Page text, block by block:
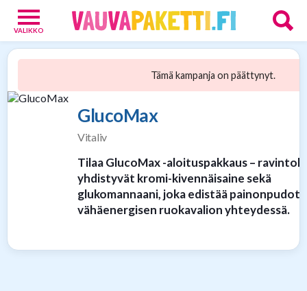
VALIKKO
Tämä kampanja on päättynyt.
GlucoMax
Vitaliv
Tilaa GlucoMax -aloituspakkaus –
yhdistyvät kromi-kivennäisaine sekä
glukomannaani, joka edistää
vähäenergisen ruokavalion yhteydessä.
Vauvoille
15
Verkkokaupat